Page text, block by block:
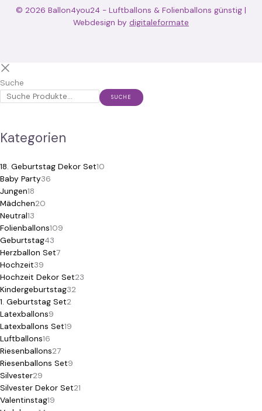
© 2026 Ballon4you24 - Luftballons & Folienballons günstig |
Webdesign by digitaleformate
Suche
SUCHE
Kategorien
18. Geburtstag Dekor Set10
Baby Party36
Jungen18
Mädchen20
Neutral13
Folienballons109
Geburtstag43
Herzballon Set7
Hochzeit39
Hochzeit Dekor Set23
Kindergeburtstag32
1. Geburtstag Set2
Latexballons9
Latexballons Set19
Luftballons16
Riesenballons27
Riesenballons Set9
Silvester29
Silvester Dekor Set21
Valentinstag19